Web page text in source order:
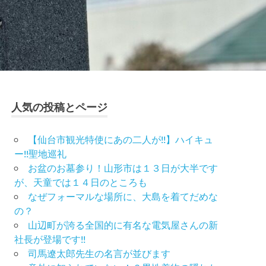
人気の投稿とページ
【仙台市観光特使にあの二人が!!】ハイキュ
ー!!聖地巡礼
お盆のお墓参り！山形市は１３日が大半です
が、天童では１４日のところも
なぜフォーマルな場所に、大島を着てだめな
の？
山辺町が誇る全国的に有名な電気屋さんの新
社長が登場です!!
司馬遼太郎先生の名言が並びます